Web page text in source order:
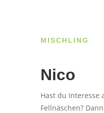
MISCHLING
Nico
Hast du Interesse
Fellnäschen?